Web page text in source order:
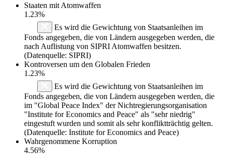
Staaten mit Atomwaffen
1.23%
Es wird die Gewichtung von Staatsanleihen im
Fonds angegeben, die von Ländern ausgegeben werden, die
nach Auflistung von SIPRI Atomwaffen besitzen.
(Datenquelle: SIPRI)
Kontroversen um den Globalen Frieden
1.23%
Es wird die Gewichtung von Staatsanleihen im
Fonds angegeben, die von Ländern ausgegeben werden, die
im "Global Peace Index" der Nichtregierungsorganisation
"Institute for Economics and Peace" als "sehr niedrig"
eingestuft wurden und somit als sehr konfliktträchtig gelten.
(Datenquelle: Institute for Economics and Peace)
Wahrgenommene Korruption
4.56%